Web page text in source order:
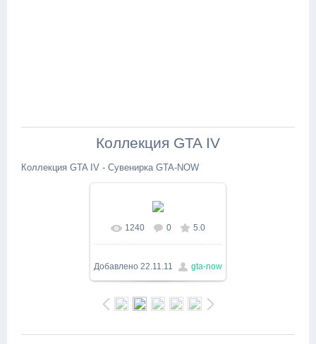
Коллекция GTA IV
Коллекция GTA IV - Сувенирка GTA-NOW
В реальном размере
1024x767/ 195.3Kb
1240 0 5.0
Добавлено 22.11.11 gta-now